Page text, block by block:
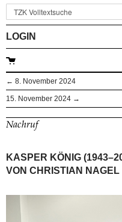
LOGIN
← 8. November 2024
15. November 2024 →
Nachruf
KASPER KÖNIG
VON CHRISTIAN NAGEL